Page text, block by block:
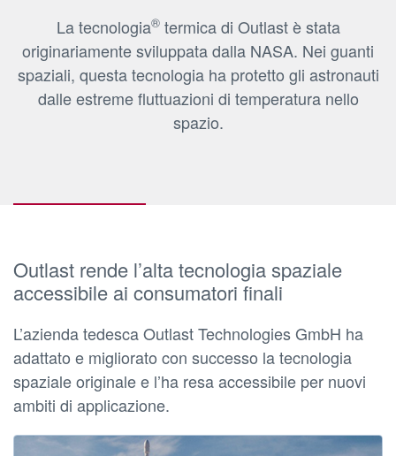
La tecnologia®termica di Outlast è stata
originariamente sviluppata dalla NASA. Nei guanti
spaziali, questa tecnologia ha protetto gli astronauti
dalle estreme fluttuazioni di temperatura nello
spazio.
Outlast rende l’alta tecnologia spaziale
accessibile ai consumatori finali
L’azienda tedesca Outlast Technologies GmbH ha
adattato e migliorato con successo la tecnologia
spaziale originale e l’ha resa accessibile per nuovi
ambiti di applicazione.